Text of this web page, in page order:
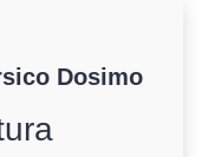
Dosimo